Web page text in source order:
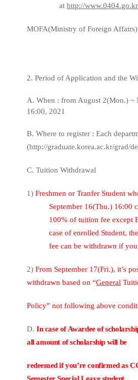
athttp://
MOFA(Ministry of Foreign Affairs)
2. Period of Application and the
A. When : from August 2(Mon.) ~
16:00, 2021
B. Where to register : Each
(http://graduate.korea.ac.kr/grad/
C. Tuition Withdrawal
1) Freshmen or Tranfer Student
September 16(Thu.) 16:00
100% of tuition fee except
case of enrolled Student,
fee can be withdrawn if
2) From September 17(Fri.), it’s
withdrawn based on “General
Policy” not following above
D. In case of Awardee of
all amount of scholarship will be
redeemed if you’re confirmed as